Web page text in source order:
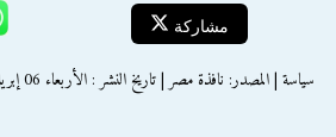
مشاركة
سياسة | المصدر: نافذة مصر | تاريخ النشر : الأربعاء 06 إبريل 2016